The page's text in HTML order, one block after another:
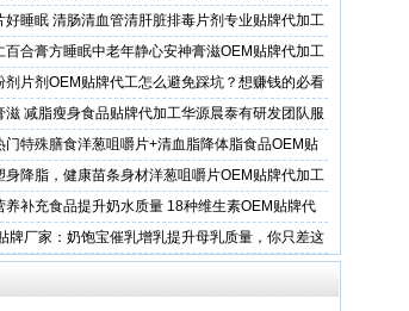
好睡眠 清肠清血管清肝脏排毒片剂专业贴牌代加工
百合膏方睡眠中老年静心安神膏滋OEM贴牌代加工
剂片剂OEM贴牌代工怎么避免踩坑？想赚钱的必看
滋 减脂瘦身食品贴牌代加工华源晨泰有研发团队服
门特殊膳食洋葱咀嚼片+清血脂降体脂食品OEM贴
身降脂，健康苗条身材洋葱咀嚼片OEM贴牌代加工
养补充食品提升奶水质量 18种维生素OEM贴牌代
牌厂家：奶饱宝催乳增乳提升母乳质量，你只差这